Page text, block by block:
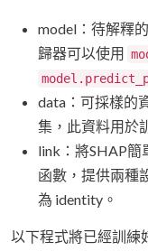
model：待解釋
歸器可以使用
data：可採樣的
集，此資料用於
link：將SHAP簡
函數，提供兩種
為 identity。
以下程式將已經訓練